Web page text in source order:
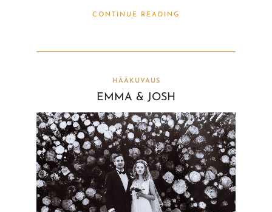
CONTINUE READING
HÄÄKUVAUS
EMMA & JOSH